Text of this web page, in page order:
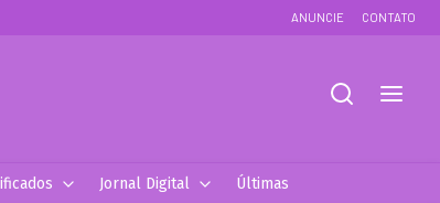
ANUNCIE CONTATO
Jornal Digital Últimas